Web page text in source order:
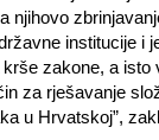
njihovo
institucije i
zakone, a isto
za rješavanje
u Hrvatskoj”,